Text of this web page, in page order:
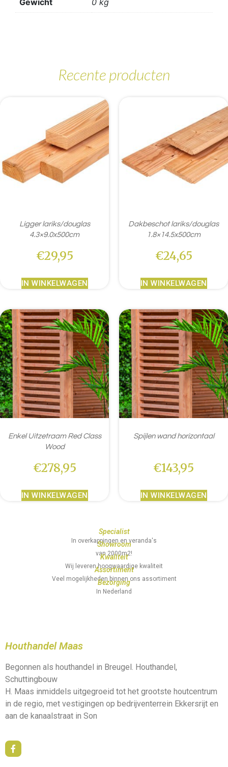
Gewicht 0 kg
Recente producten
Ligger lariks/douglas
4.3×9.0x500cm
€29,95
IN WINKELWAGEN
Dakbeschot lariks/douglas
1.8×14.5x500cm
€24,65
IN WINKELWAGEN
Enkel Uitzetraam Red Class
Wood
€278,95
IN WINKELWAGEN
Spijlen wand horizontaal
€143,95
IN WINKELWAGEN
Specialist
In overkappingen en veranda's
Showroom
van 2000m2!
Kwaliteit
Wij leveren hoogwaardige kwaliteit
Assortiment
Veel mogelijkheden binnen ons assortiment
Bezorging
In Nederland
Houthandel Maas
Begonnen als houthandel in Breugel. Houthandel,
Schuttingbouw
H. Maas inmiddels uitgegroeid tot het grootste houtcentrum
in de regio, met vestigingen op bedrijventerrein Ekkersrijt en
aan de kanaalstraat in Son